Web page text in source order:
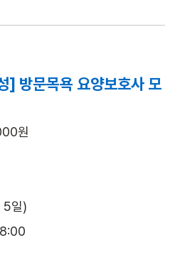
] 방문목욕 요양보호사 모
원
5일)